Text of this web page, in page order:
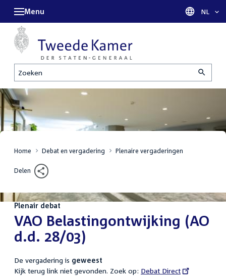
Zoeken
Menu Taal
NL
Home Debat en vergadering Plenaire vergaderingen
Delen
Plenair debat
:VAO Belastingontwijking (AO
d.d. 28/03)
De vergadering is geweest
Kijk terug link niet gevonden. Zoek op: External
Debat Direct